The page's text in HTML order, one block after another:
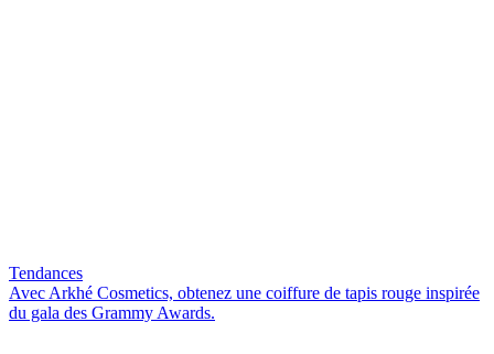
Tendances
Avec Arkhé Cosmetics, obtenez une coiffure de tapis rouge inspirée
du gala des Grammy Awards.